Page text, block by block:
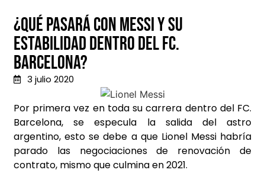
¿Qué pasará con Messi y su
estabilidad dentro del FC.
Barcelona?
3 julio 2020
Por primera vez en toda su carrera dentro del FC.
Barcelona, se especula la salida del astro
argentino, esto se debe a que Lionel Messi habría
parado las negociaciones de renovación de
contrato, mismo que culmina en 2021.